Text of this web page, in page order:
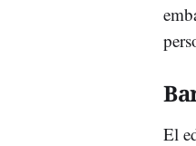
El